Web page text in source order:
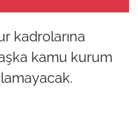
kadrolarına
kamu kurum